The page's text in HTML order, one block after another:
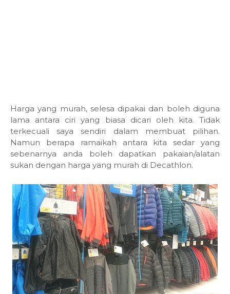
Harga yang murah, selesa dipakai dan boleh diguna
lama antara ciri yang biasa dicari oleh kita. Tidak
terkecuali saya sendiri dalam membuat pilihan.
Namun berapa ramaikah antara kita sedar yang
sebenarnya anda boleh dapatkan pakaian/alatan
sukan dengan harga yang murah di Decathlon.